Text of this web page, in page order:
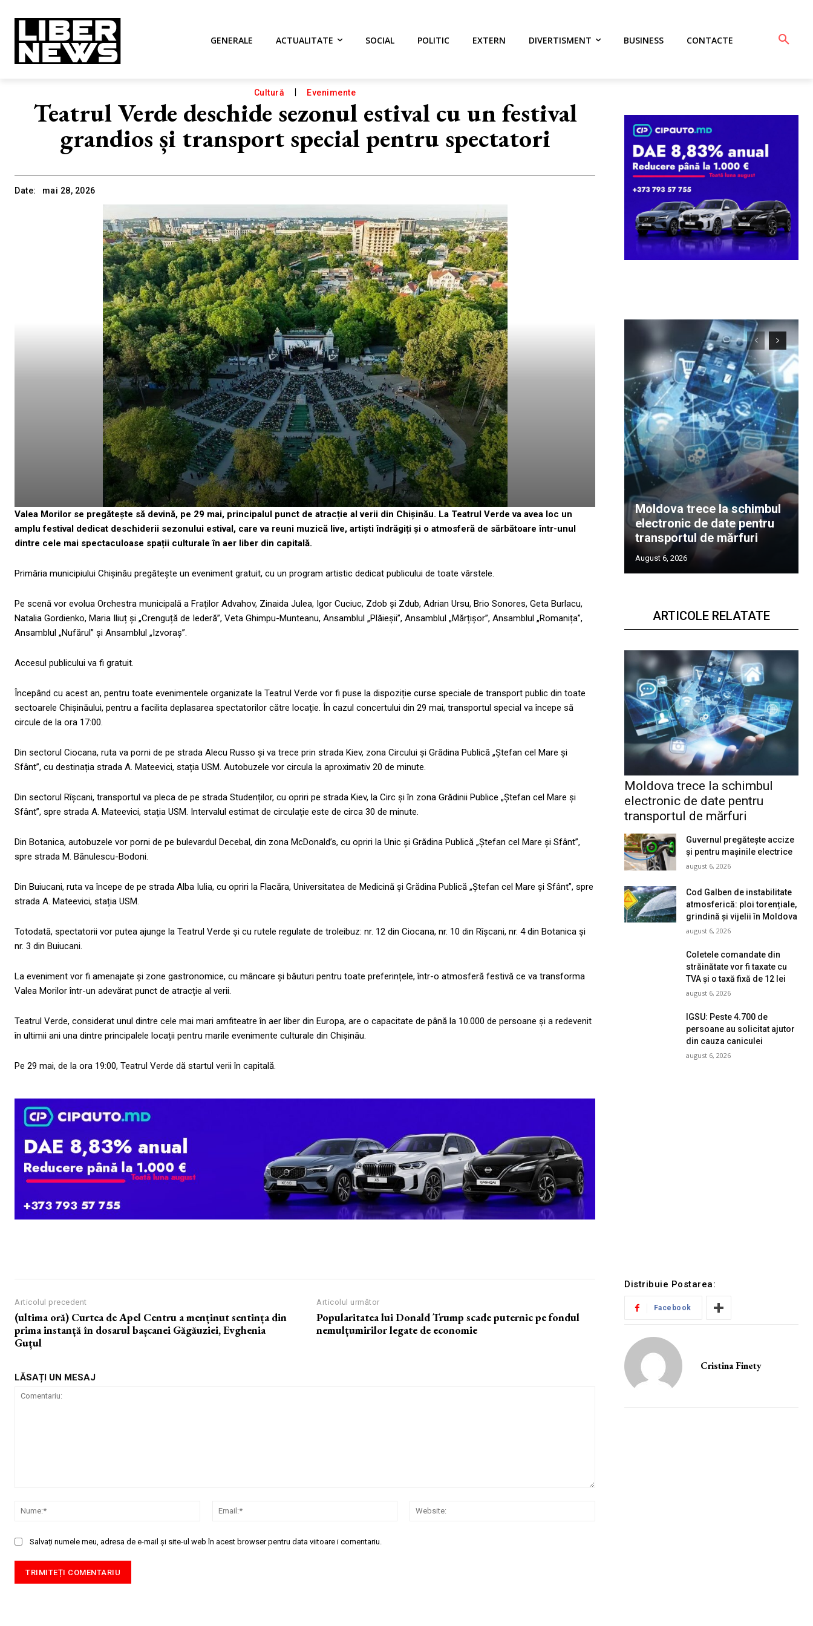
GENERALE ACTUALITATE SOCIAL POLITIC EXTERN DIVERTISMENT BUSINESS CONTACTE
Cultură Evenimente
Teatrul Verde deschide sezonul estival cu un festival
grandios și transport special pentru spectatori
Date: mai 28, 2026
Valea Morilor se pregătește să devină, pe 29 mai, principalul punct de atracție al verii din Chișinău. La Teatrul Verde va avea loc un
amplu festival dedicat deschiderii sezonului estival, care va reuni muzică live, artiști îndrăgiți și o atmosferă de sărbătoare într-unul
dintre cele mai spectaculoase spații culturale în aer liber din capitală.
Primăria municipiului Chișinău pregătește un eveniment gratuit, cu un program artistic dedicat publicului de toate vârstele.
Pe scenă vor evolua Orchestra municipală a Fraților Advahov, Zinaida Julea, Igor Cuciuc, Zdob și Zdub, Adrian Ursu, Brio Sonores, Geta Burlacu,
Natalia Gordienko, Maria Iliuț și „Crenguță de Iederă”, Veta Ghimpu-Munteanu, Ansamblul „Plăieșii”, Ansamblul „Mărțișor”, Ansamblul „Romanița”,
Ansamblul „Nufărul” și Ansamblul „Izvoraș”.
Accesul publicului va fi gratuit.
Începând cu acest an, pentru toate evenimentele organizate la Teatrul Verde vor fi puse la dispoziție curse speciale de transport public din toate
sectoarele Chișinăului, pentru a facilita deplasarea spectatorilor către locație. În cazul concertului din 29 mai, transportul special va începe să
circule de la ora 17:00.
Din sectorul Ciocana, ruta va porni de pe strada Alecu Russo și va trece prin strada Kiev, zona Circului și Grădina Publică „Ștefan cel Mare și
Sfânt”, cu destinația strada A. Mateevici, stația USM. Autobuzele vor circula la aproximativ 20 de minute.
Din sectorul Rîșcani, transportul va pleca de pe strada Studenților, cu opriri pe strada Kiev, la Circ și în zona Grădinii Publice „Ștefan cel Mare și
Sfânt”, spre strada A. Mateevici, stația USM. Intervalul estimat de circulație este de circa 30 de minute.
Din Botanica, autobuzele vor porni de pe bulevardul Decebal, din zona McDonald’s, cu opriri la Unic și Grădina Publică „Ștefan cel Mare și Sfânt”,
spre strada M. Bănulescu-Bodoni.
Din Buiucani, ruta va începe de pe strada Alba Iulia, cu opriri la Flacăra, Universitatea de Medicină și Grădina Publică „Ștefan cel Mare și Sfânt”, spre
strada A. Mateevici, stația USM.
Totodată, spectatorii vor putea ajunge la Teatrul Verde și cu rutele regulate de troleibuz: nr. 12 din Ciocana, nr. 10 din Rîșcani, nr. 4 din Botanica și
nr. 3 din Buiucani.
La eveniment vor fi amenajate și zone gastronomice, cu mâncare și băuturi pentru toate preferințele, într-o atmosferă festivă ce va transforma
Valea Morilor într-un adevărat punct de atracție al verii.
Teatrul Verde, considerat unul dintre cele mai mari amfiteatre în aer liber din Europa, are o capacitate de până la 10.000 de persoane și a redevenit
în ultimii ani una dintre principalele locații pentru marile evenimente culturale din Chișinău.
Pe 29 mai, de la ora 19:00, Teatrul Verde dă startul verii în capitală.
Moldova trece la schimbul
electronic de date pentru
transportul de mărfuri
August 6, 2026
ARTICOLE RELATATE
Moldova trece la schimbul
electronic de date pentru
transportul de mărfuri
Guvernul pregătește accize
și pentru mașinile electrice
august 6, 2026
Cod Galben de instabilitate
atmosferică: ploi torențiale,
grindină și vijelii în Moldova
august 6, 2026
Coletele comandate din
străinătate vor fi taxate cu
TVA și o taxă fixă de 12 lei
august 6, 2026
IGSU: Peste 4.700 de
persoane au solicitat ajutor
din cauza caniculei
august 6, 2026
Articolul precedent
(ultima oră) Curtea de Apel Centru a menținut sentința din
prima instanță în dosarul bașcanei Găgăuziei, Evghenia
Guțul
Articolul următor
Popularitatea lui Donald Trump scade puternic pe fondul
nemulțumirilor legate de economie
LĂSAȚI UN MESAJ
Nume:*
Email:*
Salvați numele meu, adresa de e-mail și site-ul web în acest browser pentru data viitoare i comentariu.
Distribuie Postarea:
Facebook
Cristina Finety